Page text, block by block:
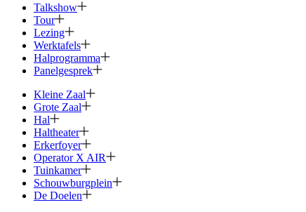
Talkshow
Tour
Lezing
Werktafels
Halprogramma
Panelgesprek
Kleine Zaal
Grote Zaal
Hal
Haltheater
Erkerfoyer
Operator X AIR
Tuinkamer
Schouwburg­plein
De Doelen